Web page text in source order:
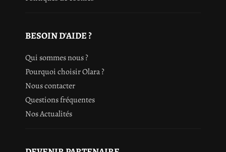
BESOIN D'AIDE ?
Qui sommes nous ?
Pourquoi choisir Olara ?
Nous contacter
Questions fréquentes
Nos Actualités